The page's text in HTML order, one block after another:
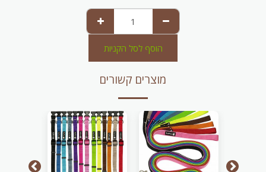
הוסף לסל הקניות
מוצרים קשורים